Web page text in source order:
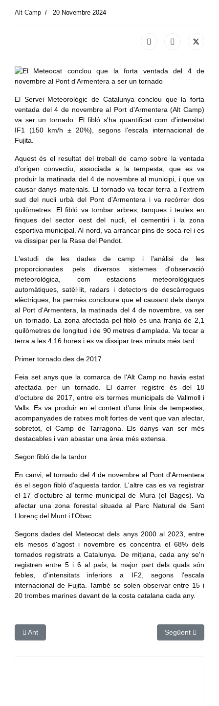
Alt Camp 20 Novembre 2024
El Servei Meteorològic de Catalunya conclou que la forta
ventada del 4 de novembre al Port d'Armentera (Alt Camp)
va ser un tornado. El fibló s'ha quantificat com d'intensitat
IF1 (150 km/h ± 20%), segons l'escala internacional de
Fujita.
Aquest és el resultat del treball de camp sobre la ventada
d'origen convectiu, associada a la tempesta, que es va
produir la matinada del 4 de novembre al municipi, i que va
causar danys materials. El tornado va tocar terra a l'extrem
sud del nucli urbà del Pont d'Armentera i va recórrer dos
quilòmetres. El fibló va tombar arbres, tanques i teules en
finques del sector oest del nucli, el cementiri i la zona
esportiva municipal. Al nord, va arrancar pins de soca-rel i es
va dissipar per la Rasa del Pendot.
L'estudi de les dades de camp i l'anàlisi de les
proporcionades pels diversos sistemes d'observació
meteorològica, com estacions meteorològiques
automàtiques, satèl·lit, radars i detectors de descàrregues
elèctriques, ha permès concloure que el causant dels danys
al Port d'Armentera, la matinada del 4 de novembre, va ser
un tornado. La zona afectada pel fibló és una franja de 2,1
quilòmetres de longitud i de 90 metres d'amplada. Va tocar a
terra a les 4:16 hores i es va dissipar tres minuts més tard.
Primer tornado des de 2017
Feia set anys que la comarca de l'Alt Camp no havia estat
afectada per un tornado. El darrer registre és del 18
d'octubre de 2017, entre els termes municipals de Vallmoll i
Valls. Es va produir en el context d'una línia de tempestes,
acompanyades de ratxes molt fortes de vent que van afectar,
sobretot, el Camp de Tarragona. Els danys van ser més
destacables i van abastar una àrea més extensa.
Segon fibló de la tardor
En canvi, el tornado del 4 de novembre al Pont d'Armentera
és el segon fibló d'aquesta tardor. L'altre cas es va registrar
el 17 d'octubre al terme municipal de Mura (el Bages). Va
afectar una zona forestal situada al Parc Natural de Sant
Llorenç del Munt i l'Obac.
Segons dades del Meteocat dels anys 2000 al 2023, entre
els mesos d'agost i novembre es concentra el 68% dels
tornados registrats a Catalunya. De mitjana, cada any se'n
registren entre 5 i 6 al país, la major part dels quals són
febles, d'intensitats inferiors a IF2, segons l'escala
internacional de Fujita. També se solen observar entre 15 i
20 trombes marines davant de la costa catalana cada any.
Article anterior: La IGP Calçot de Valls preveu una bona
Ant Article següent:
Següent